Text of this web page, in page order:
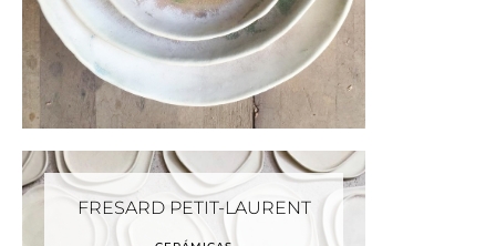
FRESARD PETIT-LAURENT